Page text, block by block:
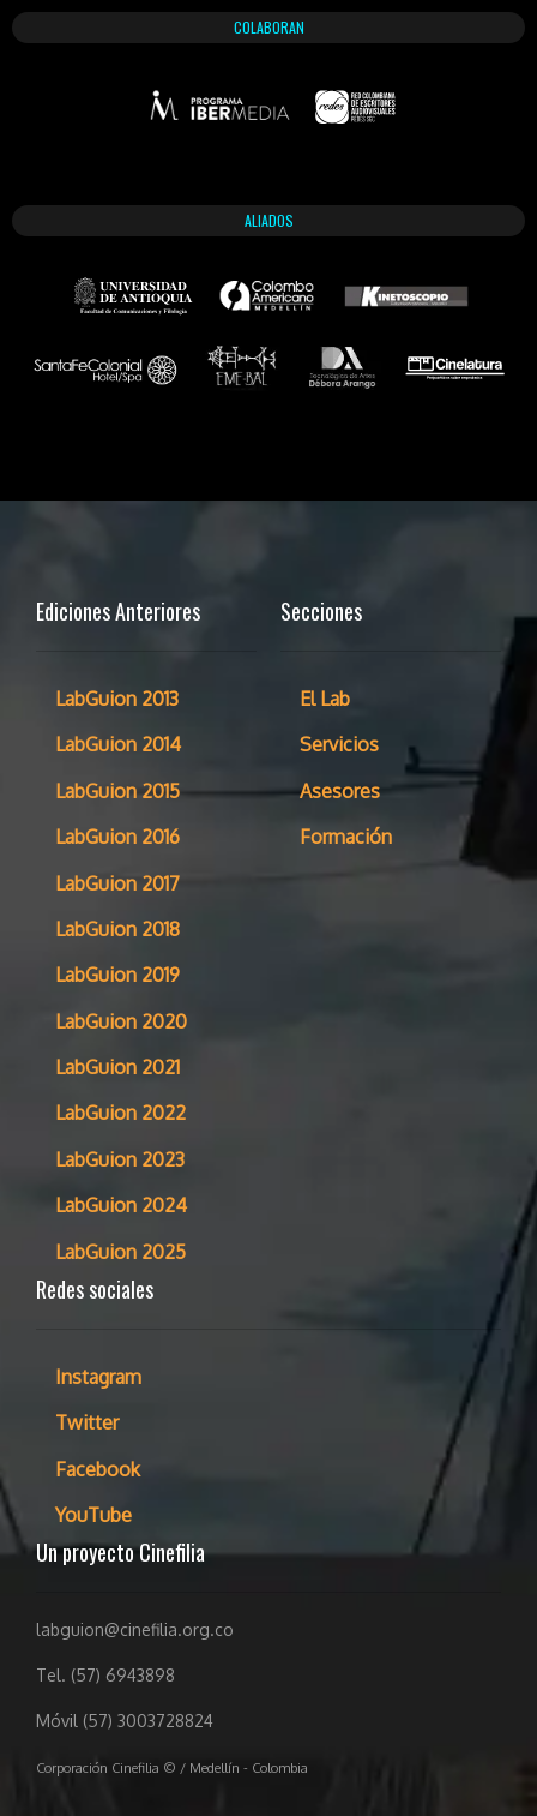
COLABORAN
ALIADOS
Ediciones Anteriores
LabGuion 2013
LabGuion 2014
LabGuion 2015
LabGuion 2016
LabGuion 2017
LabGuion 2018
LabGuion 2019
LabGuion 2020
LabGuion 2021
LabGuion 2022
LabGuion 2023
LabGuion 2024
LabGuion 2025
Secciones
El Lab
Servicios
Asesores
Formación
Redes sociales
Instagram
Twitter
Facebook
YouTube
Un proyecto Cinefilia
labguion@cinefilia.org.co
Tel. (57) 6943898
Móvil (57) 3003728824
Corporación Cinefilia © / Medellín - Colombia